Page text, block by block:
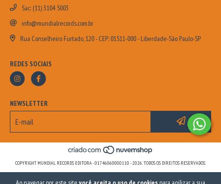
Sac: (11) 3104 5003
info@mundialrecords.com.br
Rua Conselheiro Furtado, 120 - CEP: 01511-000 - Liberdade-São Paulo-SP
REDES SOCIAIS
NEWSLETTER
COPYRIGHT MUNDIAL RECORDS EDITORA - 01746060000110 - 2026. TODOS OS DIREITOS RESERVADOS.